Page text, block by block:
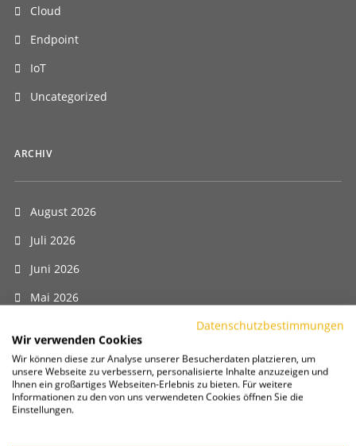
Cloud
Endpoint
IoT
Uncategorized
ARCHIV
August 2026
Juli 2026
Juni 2026
Mai 2026
März 2026
Februar 2026
Januar 2026
Datenschutzbestimmungen
Wir verwenden Cookies
Wir können diese zur Analyse unserer Besucherdaten platzieren, um
unsere Webseite zu verbessern, personalisierte Inhalte anzuzeigen und
Ihnen ein großartiges Webseiten-Erlebnis zu bieten. Für weitere
Informationen zu den von uns verwendeten Cookies öffnen Sie die
Einstellungen.